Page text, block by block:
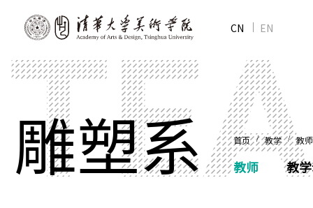
CN EN
首页/教学/教师
教师 教
雕塑系